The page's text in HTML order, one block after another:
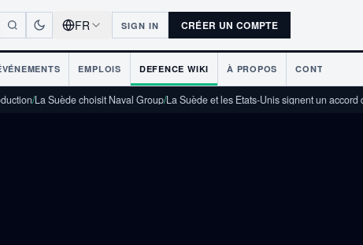
FR SIGN IN CRÉER UN COMPTE
EMPLOIS DEFENCE WIKI À PROPOS CONTACT
/La Suède choisit Naval Group/La Suède et les États-Unis signent un accord